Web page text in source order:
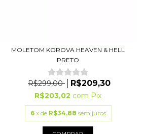
MOLETOM KOROVA HEAVEN & HELL
PRETO
R$299,00 R$209,30
R$203,02 com Pix
6 x de R$34,88 sem juros